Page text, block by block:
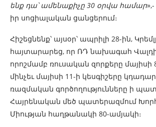
ենք դա՝ ամենաքիչը 30 օրվա համար
իր սոցիալական ցանցերում։
Հիշեցնենք՝ այսօր՝ ապրիլի 28-ին,
հայտարարեց, որ ՌԴ նախագահ
որոշմամբ ռուսական զորքերը մայիսի
մինչեւ մայիսի 11-ի կեսգիշերը
ռազմական գործողությունները ի
Հայրենական մեծ պատերազմում
Միության հաղթանակի 80-ամյակի։